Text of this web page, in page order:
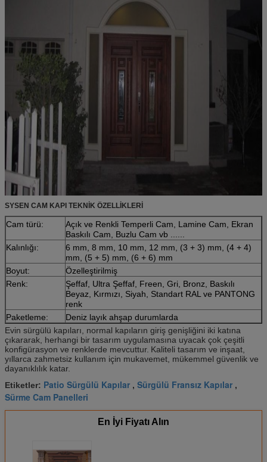
SYSEN CAM KAPI TEKNİK ÖZELLİKLERİ
Cam türü:
Açık ve Renkli Temperli Cam, Lamine Cam, Ekran
Baskılı Cam, Buzlu Cam vb ......
Kalınlığı:
6 mm, 8 mm, 10 mm, 12 mm, (3 + 3) mm, (4 + 4)
mm, (5 + 5) mm, (6 + 6) mm
Boyut:
Özelleştirilmiş
Renk:
Şeffaf, Ultra Şeffaf, Freen, Gri, Bronz, Baskılı
Beyaz, Kırmızı, Siyah, Standart RAL ve PANTONG
renk
Paketleme:
Deniz layık ahşap durumlarda
Evin sürgülü kapıları, normal kapıların giriş genişliğini iki katına
çıkararak, herhangi bir tasarım uygulamasına uyacak çok çeşitli
konfigürasyon ve renklerde mevcuttur. Kaliteli tasarım ve inşaat,
yıllarca zahmetsiz kullanım için mukavemet, mükemmel güvenlik ve
dayanıklılık katar.
Etiketler: Patio Sürgülü Kapılar , Sürgülü Fransız Kapılar ,
Sürme Cam Panelleri
En İyi Fiyatı Alın